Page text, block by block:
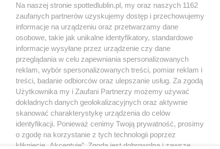
KATEGORIE
OGŁOSZENIA
WYDARZENIA
NA SKRÓTY
Regulamin
Polityka prywatności
RODO
Warunki korzystania z treści
Na naszej stronie spottedlublin.pl, my oraz naszych 1162
zaufanych partnerów uzyskujemy dostęp i przechowujemy
informacje na urządzeniu oraz przetwarzamy dane
osobowe, takie jak unikalne identyfikatory, standardowe
informacje wysyłane przez urządzenie czy dane
przeglądania w celu zapewniania spersonalizowanych
reklam, wybór spersonalizowanych treści, pomiar reklam i
treści, badanie odbiorców oraz ulepszanie usług. Za zgodą
Użytkownika my i Zaufani Partnerzy możemy używać
dokładnych danych geolokalizacyjnych oraz aktywnie
skanować charakterystykę urządzenia do celów
identyfikacji. Ponieważ cenimy Twoją prywatność, prosimy
o zgodę na korzystanie z tych technologii poprzez
kliknięcie „Akceptuję”. Zgoda jest dobrowolna i zawsze